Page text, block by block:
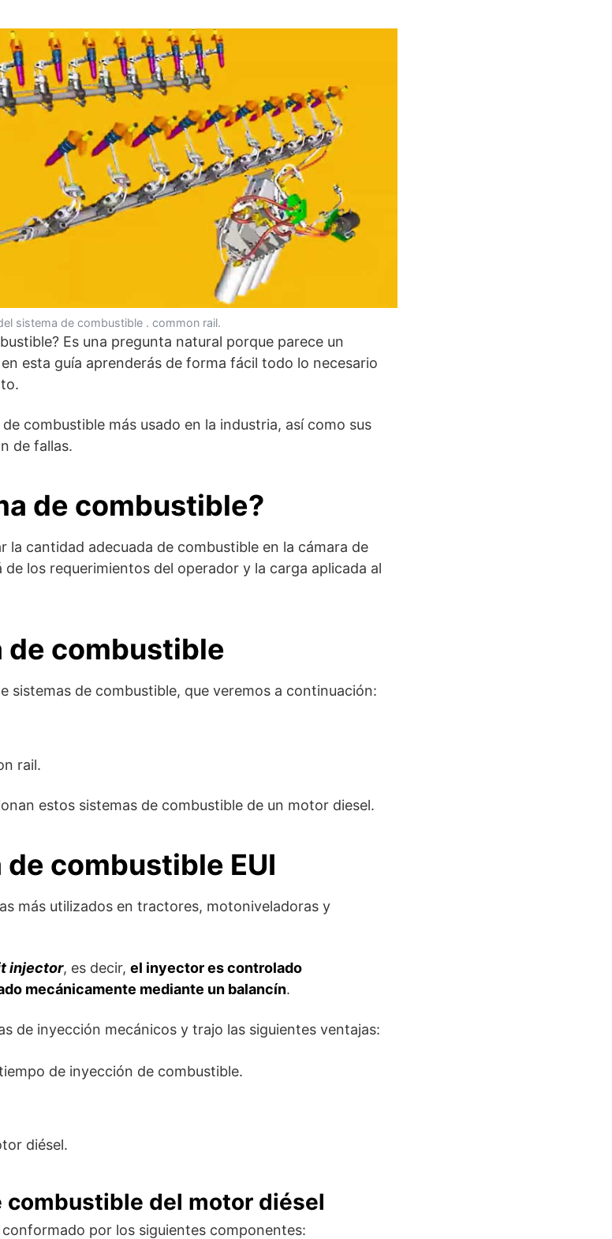
sistema de combustible . common rail.
Es una pregunta natural porque parece un
esta guía aprenderás de forma fácil todo lo necesario
combustible más usado en la industria, así como sus
de fallas.
de combustible?
la cantidad adecuada de combustible en la cámara de
los requerimientos del operador y la carga aplicada al
de combustible
sistemas de combustible, que veremos a continuación:
rail.
estos sistemas de combustible de un motor diesel.
combustible EUI
más utilizados en tractores, motoniveladoras y
injector, es decir, el inyector es controlado
mecánicamente mediante un balancín.
de inyección mecánicos y trajo las siguientes ventajas:
de inyección de combustible.
diésel.
combustible del motor diésel
por los siguientes componentes: